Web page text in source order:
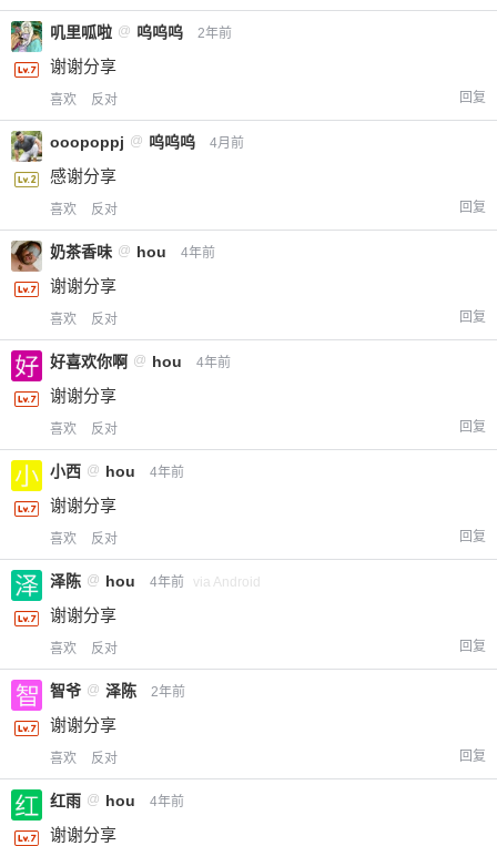
叽里呱啦 @ 呜呜呜 2年前
谢谢分享
喜欢 反对 回复
ooopoppj @ 呜呜呜 4月前
感谢分享
喜欢 反对 回复
奶茶香味 @ hou 4年前
谢谢分享
喜欢 反对 回复
好喜欢你啊 @ hou 4年前
谢谢分享
喜欢 反对 回复
小西 @ hou 4年前
谢谢分享
喜欢 反对 回复
泽陈 @ hou 4年前 via Android
谢谢分享
喜欢 反对 回复
智爷 @ 泽陈 2年前
谢谢分享
喜欢 反对 回复
红雨 @ hou 4年前
谢谢分享